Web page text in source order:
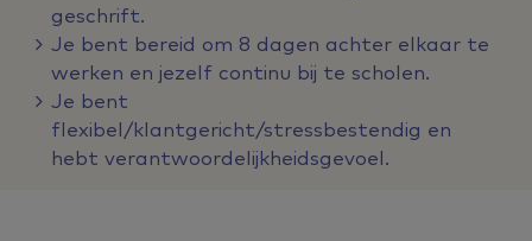
geschrift.
Je bent bereid om 8 dagen achter elkaar te
werken en jezelf continu bij te scholen.
Je bent
flexibel/klantgericht/stressbestendig en
hebt verantwoordelijkheidsgevoel.